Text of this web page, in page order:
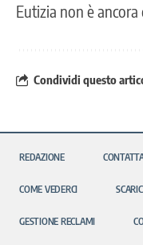
Eutizia non è ancora
Condividi questo
REDAZIONE
COME VEDERCI
GESTIONE RECLAMI